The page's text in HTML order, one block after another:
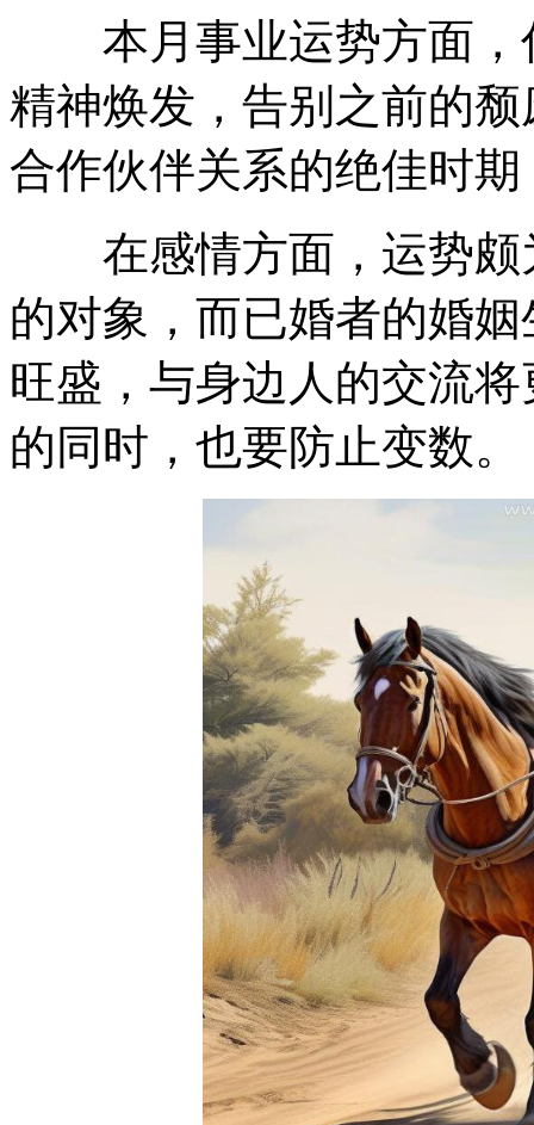
本月事业运势方面，
精神焕发，告别之前的
合作伙伴关系的绝佳时
在感情方面，运势颇
的对象，而已婚者的婚
旺盛，与身边人的交流
的同时，也要防止变数。